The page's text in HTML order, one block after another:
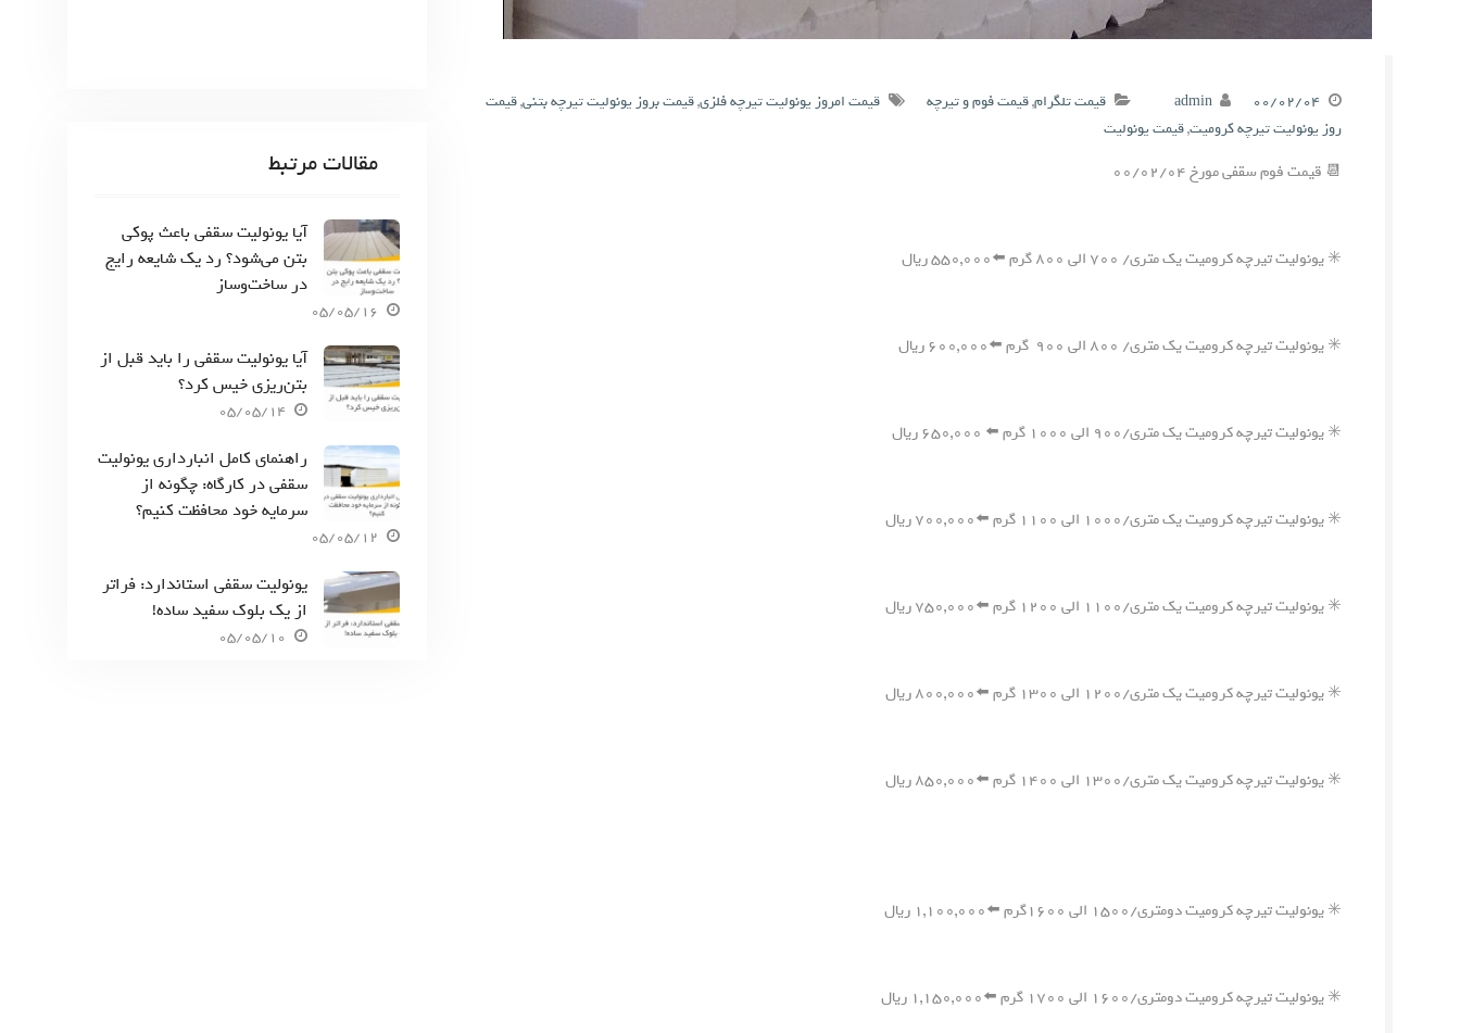
۰۰/۰۲/۰۴ admin قیمت تلگرام,قیمت فوم و تیرچه قیمت امروز یونولیت تیرچه فلزی,قیمت بروز یونولیت تیرچه بتنی,قیمت
روز یونولیت تیرچه کرومیت,قیمت یونولیت
📆 قیمت فوم سقفی مورخ ۰۰/۰۲/۰۴
✳️ یونولیت تیرچه کرومیت یک متری/ ۷۰۰ الی ۸۰۰ گرم ⬅️۵۵۰,۰۰۰ ریال
✳️ یونولیت تیرچه کرومیت یک متری/ ۸۰۰ الی ۹۰۰ گرم ⬅️۶۰۰,۰۰۰ ریال
✳️ یونولیت تیرچه کرومیت یک متری/۹۰۰ الی ۱۰۰۰ گرم ⬅️ ۶۵۰,۰۰۰ ریال
✳️ یونولیت تیرچه کرومیت یک متری/۱۰۰۰ الی ۱۱۰۰ گرم ⬅️۷۰۰,۰۰۰ ریال
✳️ یونولیت تیرچه کرومیت یک متری/۱۱۰۰ الی ۱۲۰۰ گرم ⬅️۷۵۰,۰۰۰ ریال
✳️ یونولیت تیرچه کرومیت یک متری/۱۲۰۰ الی ۱۳۰۰ گرم ⬅️۸۰۰,۰۰۰ ریال
✳️ یونولیت تیرچه کرومیت یک متری/۱۳۰۰ الی ۱۴۰۰ گرم ⬅️۸۵۰,۰۰۰ ریال
✳️ یونولیت تیرچه کرومیت دومتری/۱۵۰۰ الی ۱۶۰۰گرم ⬅️۱,۱۰۰,۰۰۰ ریال
✳️ یونولیت تیرچه کرومیت دومتری/۱۶۰۰ الی ۱۷۰۰ گرم ⬅️۱,۱۵۰,۰۰۰ ریال
مقالات مرتبط
آیا یونولیت سقفی باعث پوکی
بتن می‌شود؟ رد یک شایعه رایج
در ساخت‌وساز
05/05/16
آیا یونولیت سقفی را باید قبل از
بتن‌ریزی خیس کرد؟
05/05/14
راهنمای کامل انبارداری یونولیت
سقفی در کارگاه: چگونه از
سرمایه خود محافظت کنیم؟
05/05/12
یونولیت سقفی استاندارد: فراتر
از یک بلوک سفید ساده!
05/05/10